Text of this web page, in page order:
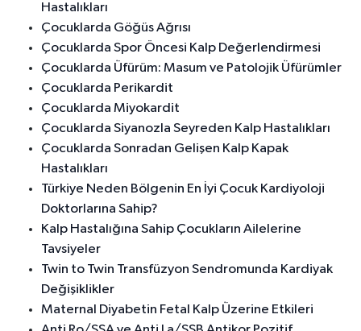
Hastalıkları
Çocuklarda Göğüs Ağrısı
Çocuklarda Spor Öncesi Kalp Değerlendirmesi
Çocuklarda Üfürüm: Masum ve Patolojik Üfürümler
Çocuklarda Perikardit
Çocuklarda Miyokardit
Çocuklarda Siyanozla Seyreden Kalp Hastalıkları
Çocuklarda Sonradan Gelişen Kalp Kapak
Hastalıkları
Türkiye Neden Bölgenin En İyi Çocuk Kardiyoloji
Doktorlarına Sahip?
Kalp Hastalığına Sahip Çocukların Ailelerine
Tavsiyeler
Twin to Twin Transfüzyon Sendromunda Kardiyak
Değişiklikler
Maternal Diyabetin Fetal Kalp Üzerine Etkileri